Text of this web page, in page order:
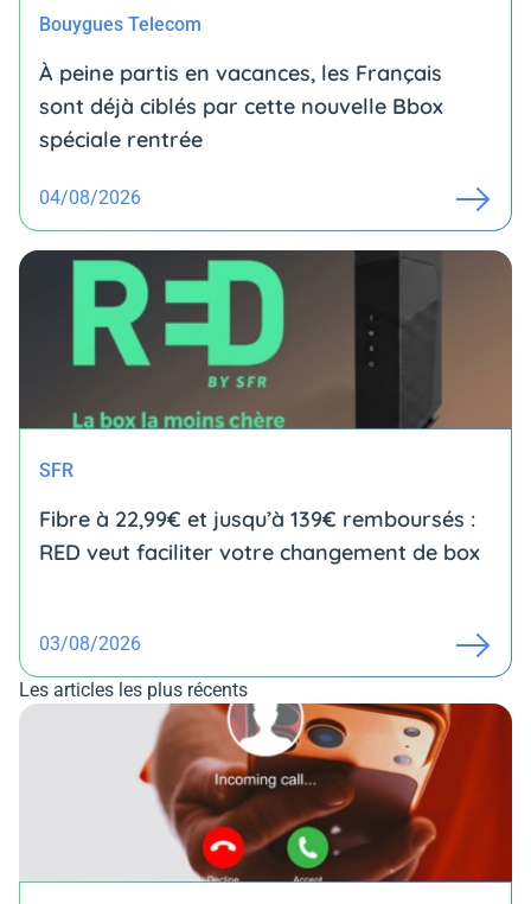
Bouygues Telecom
À peine partis en vacances, les Français
sont déjà ciblés par cette nouvelle Bbox
spéciale rentrée
04/08/2026
SFR
Fibre à 22,99€ et jusqu’à 139€ remboursés :
RED veut faciliter votre changement de box
03/08/2026
Les articles les plus récents